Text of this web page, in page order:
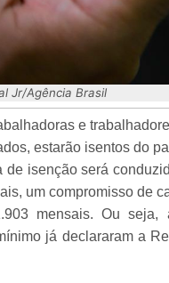
Jr/Agência Brasil
e
estarão isentos do
isenção será
um compromisso de
mensais. Ou seja,
já declararam a